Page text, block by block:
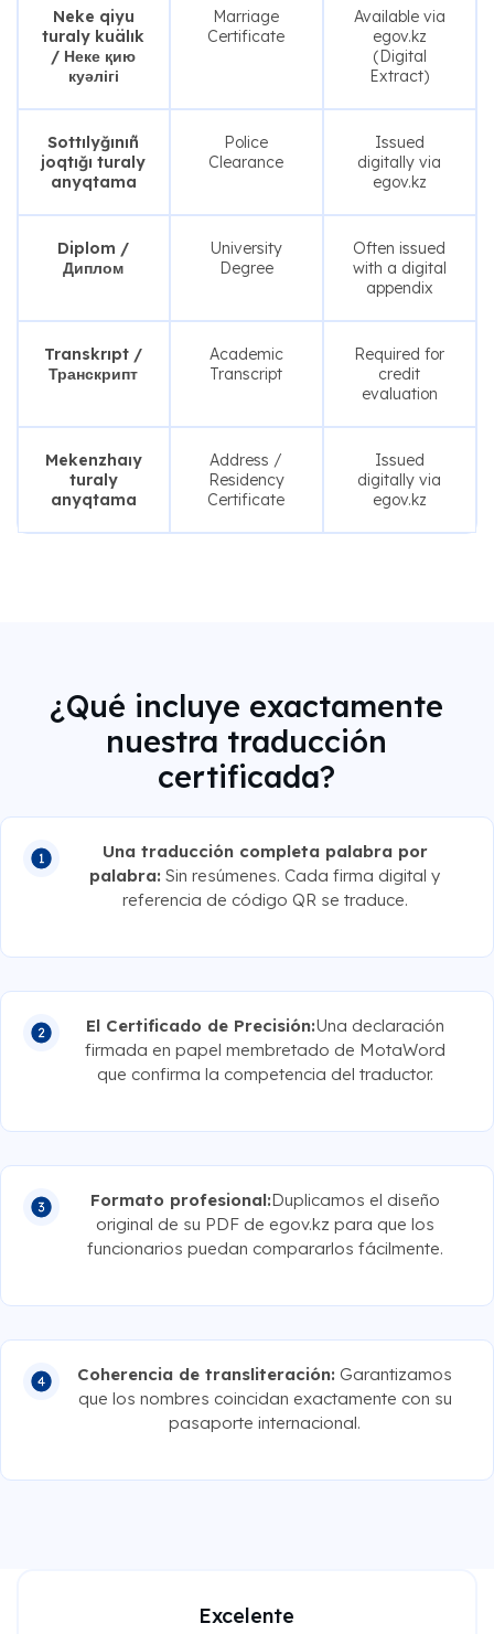
Neke qiyu
turaly kuälık
/ Неке қию
куәлігі
Marriage
Certificate
Available via
egov.kz
(Digital
Extract)
Sottılyğınıñ
joqtığı turaly
anyqtama
Police
Clearance
Issued
digitally via
egov.kz
Diplom /
Диплом
University
Degree
Often issued
with a digital
appendix
Transkrıpt /
Транскрипт
Academic
Transcript
Required for
credit
evaluation
Mekenzhaıy
turaly
anyqtama
Address /
Residency
Certificate
Issued
digitally via
egov.kz
¿Qué incluye exactamente
nuestra traducción
certificada?
Una traducción completa palabra por
palabra: Sin resúmenes. Cada firma digital y
referencia de código QR se traduce.
El Certificado de Precisión:Una declaración
firmada en papel membretado de MotaWord
que confirma la competencia del traductor.
Formato profesional:Duplicamos el diseño
original de su PDF de egov.kz para que los
funcionarios puedan compararlos fácilmente.
Coherencia de transliteración: Garantizamos
que los nombres coincidan exactamente con su
pasaporte internacional.
Excelente